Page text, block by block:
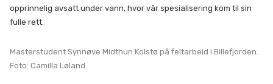
opprinnelig avsatt under vann, hvor vår spesialisering kom til sin
fulle rett.
Masterstudent Synnøve Midthun Kolstø på feltarbeid i Billefjorden.
Foto: Camilla Løland